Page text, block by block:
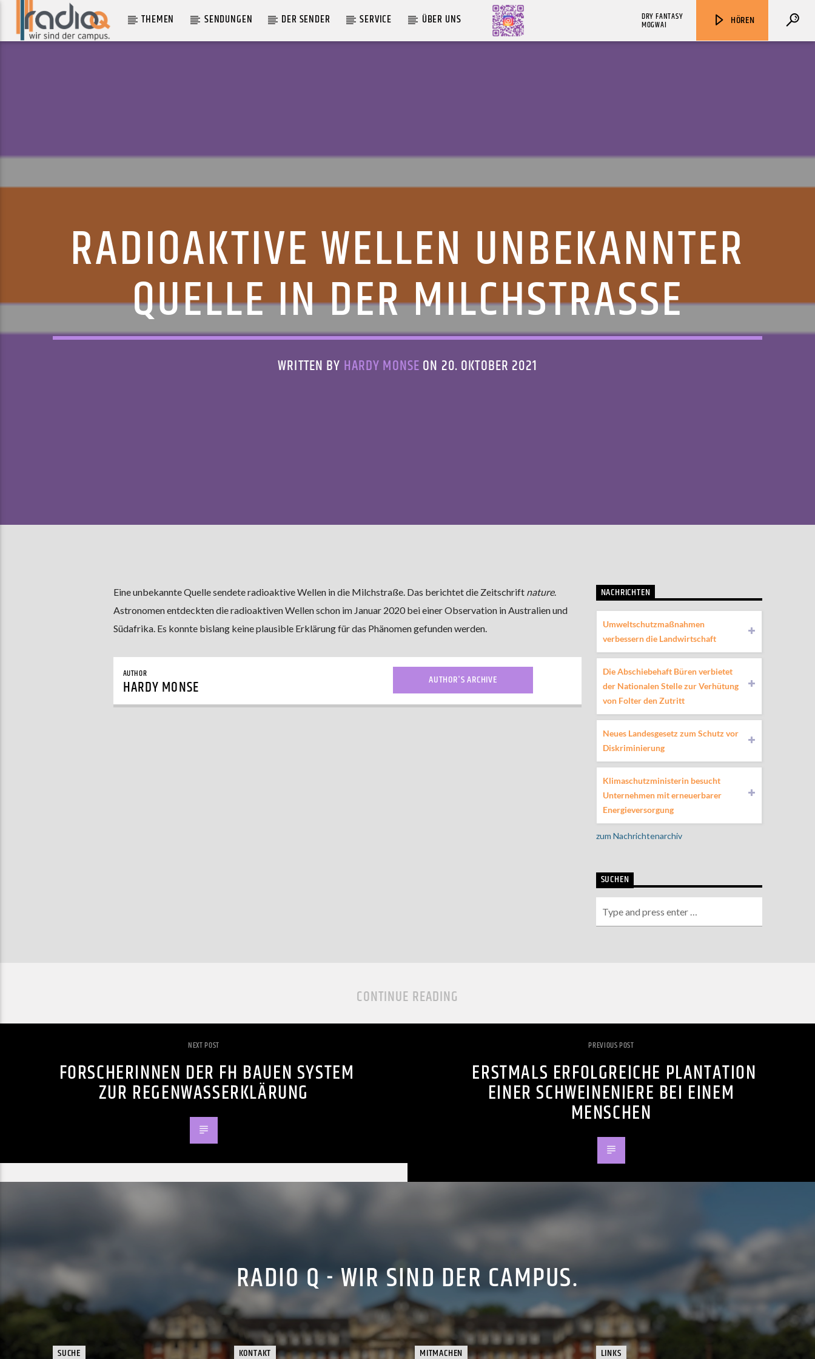
THEMEN SENDUNGEN DER SENDER SERVICE ÜBER UNS HÖREN
DRY FANTASY
MOGWAI
RADIOAKTIVE WELLEN UNBEKANNTER
QUELLE IN DER MILCHSTRASSE
WRITTEN BY HARDY MONSE ON 20. OKTOBER 2021
Eine unbekannte Quelle sendete radioaktive Wellen in die Milchstraße. Das berichtet die Zeitschrift nature.
Astronomen entdeckten die radioaktiven Wellen schon im Januar 2020 bei einer Observation in Australien und
Südafrika. Es konnte bislang keine plausible Erklärung für das Phänomen gefunden werden.
AUTHOR
HARDY MONSE AUTHOR'S ARCHIVE
NACHRICHTEN
Umweltschutzmaßnahmen
verbessern die Landwirtschaft
Die Abschiebehaft Büren verbietet
der Nationalen Stelle zur Verhütung
von Folter den Zutritt
Neues Landesgesetz zum Schutz vor
Diskriminierung
Klimaschutzministerin besucht
Unternehmen mit erneuerbarer
Energieversorgung
zum Nachrichtenarchiv
SUCHEN
CONTINUE READING
NEXT POST
FORSCHERINNEN DER FH BAUEN SYSTEM
ZUR REGENWASSERKLÄRUNG
PREVIOUS POST
ERSTMALS ERFOLGREICHE PLANTATION
EINER SCHWEINENIERE BEI EINEM
MENSCHEN
RADIO Q - WIR SIND DER CAMPUS.
SUCHE KONTAKT MITMACHEN LINKS